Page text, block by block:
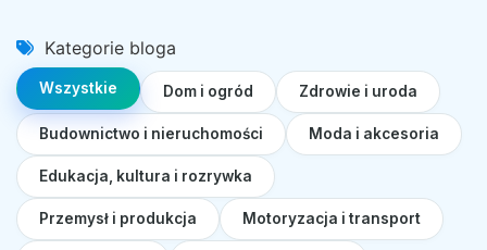
Kategorie bloga
Wszystkie Dom i ogród Zdrowie i uroda
Budownictwo i nieruchomości Moda i akcesoria
Edukacja, kultura i rozrywka
Przemysł i produkcja Motoryzacja i transport